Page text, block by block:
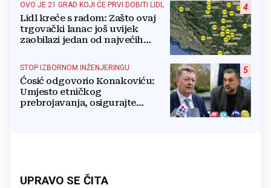
4
OVO JE 21 GRAD KOJI ĆE PRVI DOBITI LIDL
Lidl kreće s radom: Zašto ovaj
trgovački lanac još uvijek
zaobilazi jedan od najvećih
5
STOP IZBORNOM INŽENJERINGU
Ćosić odgovorio Konakoviću:
Umjesto etničkog
prebrojavanja, osigurajte
UPRAVO SE ČITA